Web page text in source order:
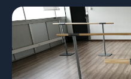
Sala activitats 2
Sala polivalent on
alta mitjana i baixa